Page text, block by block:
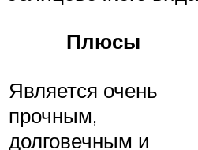
Плюсы
Является очень
прочным,
долговечным и